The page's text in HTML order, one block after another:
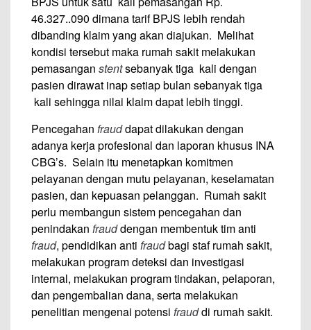
46.327..090 dimana tarif BPJS lebih rendah
dibanding klaim yang akan diajukan. Melihat
kondisi tersebut maka rumah sakit melakukan
pemasangan stentsebanyak tiga kali dengan
pasien dirawat inap setiap bulan sebanyak tiga
kali sehingga nilai klaim dapat lebih tinggi.
Pencegahan frauddapat dilakukan dengan
adanya kerja profesional dan laporan khusus INA
CBG’s. Selain itu menetapkan komitmen
pelayanan dengan mutu pelayanan, keselamatan
pasien, dan kepuasan pelanggan. Rumah sakit
perlu membangun sistem pencegahan dan
penindakan frauddengan membentuk tim anti
fraud, pendidikan anti fraudbagi staf rumah sakit,
melakukan program deteksi dan investigasi
internal, melakukan program tindakan, pelaporan,
dan pengembalian dana, serta melakukan
penelitian mengenai potensi frauddi rumah sakit.